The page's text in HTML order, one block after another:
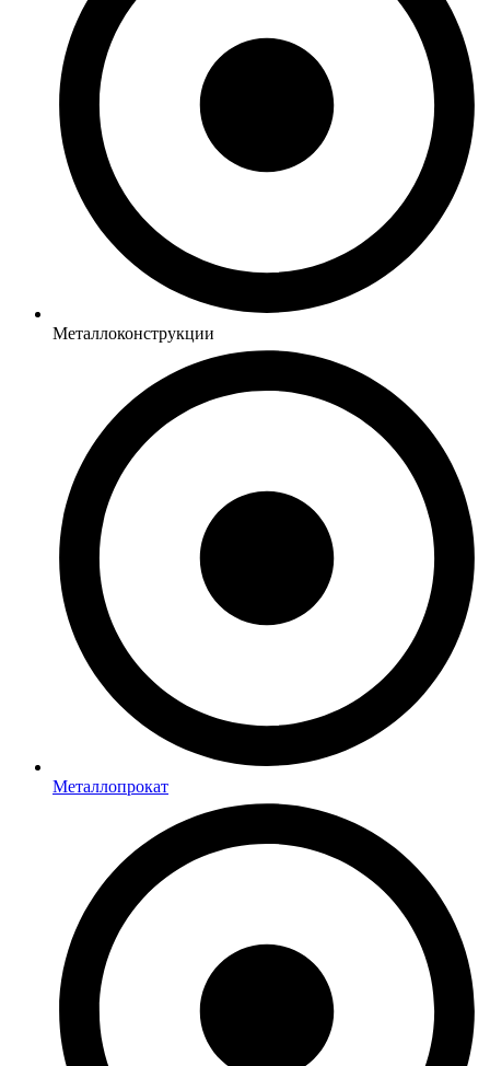
Металлоконструкции
Металлопрокат